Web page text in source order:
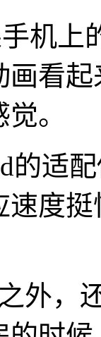
机上
看
。
的适
速度
外，